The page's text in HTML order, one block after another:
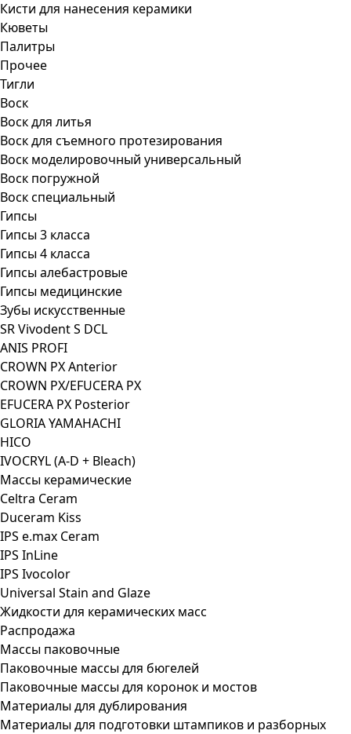
Кисти для нанесения керамики
Кюветы
Палитры
Прочее
Тигли
Воск
Воск для литья
Воск для съемного протезирования
Воск моделировочный универсальный
Воск погружной
Воск специальный
Гипсы
Гипсы 3 класса
Гипсы 4 класса
Гипсы алебастровые
Гипсы медицинские
Зубы искусственные
SR Vivodent S DCL
ANIS PROFI
CROWN PX Anterior
CROWN PX/EFUCERA PX
EFUCERA PX Posterior
GLORIA YAMAHACHI
HICO
IVOCRYL (A-D + Bleach)
Массы керамические
Celtra Ceram
Duceram Kiss
IPS e.max Ceram
IPS InLine
IPS Ivocolor
Universal Stain and Glaze
Жидкости для керамических масс
Распродажа
Массы паковочные
Паковочные массы для бюгелей
Паковочные массы для коронок и мостов
Материалы для дублирования
Материалы для подготовки штампиков и разборных